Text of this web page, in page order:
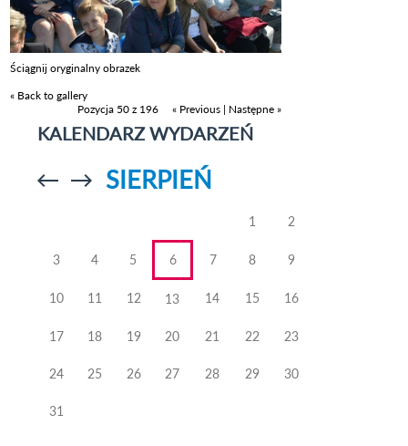
Ściągnij oryginalny obrazek
« Back to gallery
Pozycja 50 z 196
« Previous | Następne »
KALENDARZ WYDARZEŃ
Przejdź doPrzejdź do
SIERPIEŃ
1 2
3 4 5 6 7 8 9
10 11 12 13 14 15 16
17 18 19 20 21 22 23
24 25 26 27 28 29 30
31